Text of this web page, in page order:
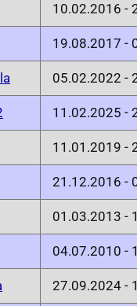
10.02.2016 -
19.08.2017 -
05.02.2022 -
11.02.2025 -
11.01.2019 -
21.12.2016 -
01.03.2013 -
04.07.2010 -
27.09.2024 -